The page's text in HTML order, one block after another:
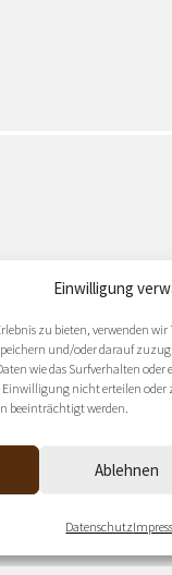
Einwilligung
zu bieten, verwenden wir
und/oder darauf
wie das Surfverhalten oder
Einwilligung nicht erteilen
beeinträchtigt werden.
Ablehnen
Datenschutz
Impressum